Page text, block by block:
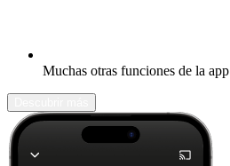
Muchas otras funciones de la app